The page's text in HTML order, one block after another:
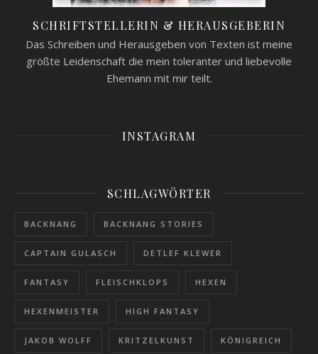
SCHRIFTSTELLERIN & HERAUSGEBERIN
Das Schreiben und Herausgeben von Texten ist meine
größte Leidenschaft die mein toleranter und liebevolle
Ehemann mit mir teilt.
INSTAGRAM
SCHLAGWÖRTER
BACKNANG BACKNANG STORIES
CAPTAIN GULASCH DETLEF KLEWER
FANTASY FLEISCHKLOPS HEXEN
HEXENMEISTER HIGH FANTASY
JAKOB WOLFF KRITZELKUNST KÖNIGREICH